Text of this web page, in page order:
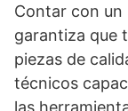
Contar con un
garantiza que
piezas de
técnicos
las